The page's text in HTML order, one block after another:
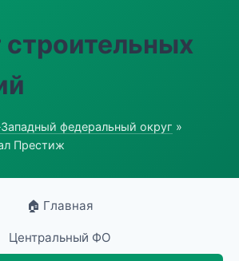
строительных
федеральный округ »
Престиж
🏠 Главная
Центральный ФО